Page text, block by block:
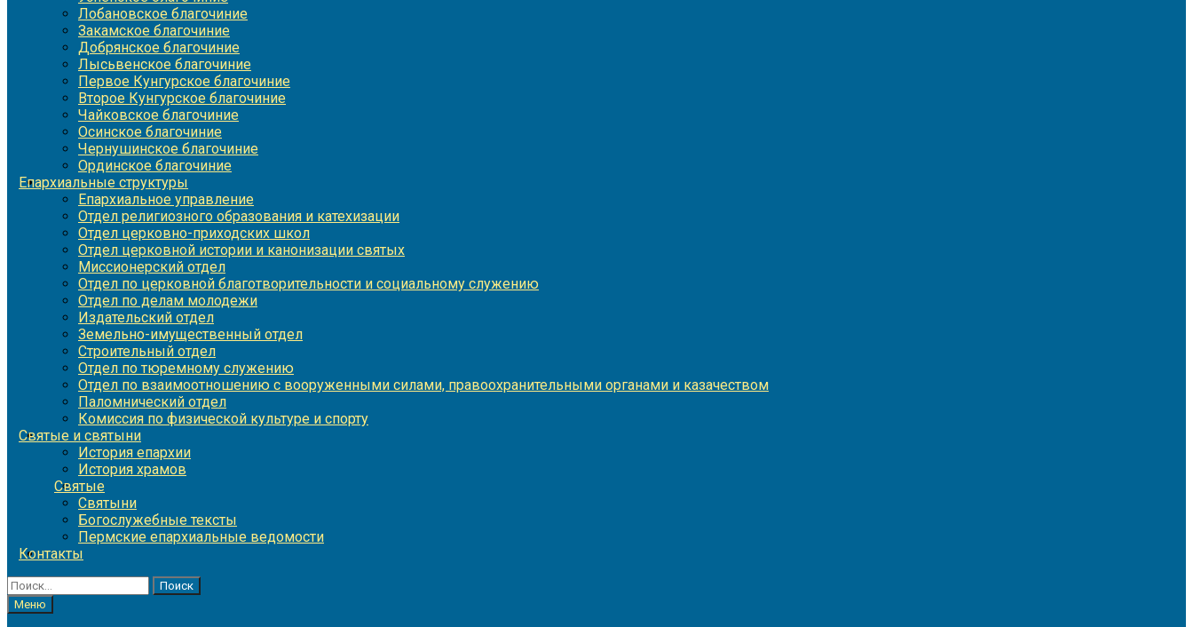
Лобановское благочиние
Закамское благочиние
Добрянское благочиние
Лысьвенское благочиние
Первое Кунгурское благочиние
Второе Кунгурское благочиние
Чайковское благочиние
Осинское благочиние
Чернушинское благочиние
Ординское благочиние
Епархиальные структуры
Епархиальное управление
Отдел религиозного образования и катехизации
Отдел церковно-приходских школ
Отдел церковной истории и канонизации святых
Миссионерский отдел
Отдел по церковной благотворительности и социальному служению
Отдел по делам молодежи
Издательский отдел
Земельно-имущественный отдел
Строительный отдел
Отдел по тюремному служению
Отдел по взаимоотношению с вооруженными силами, правоохранительными органами и казачеством
Паломнический отдел
Комиссия по физической культуре и спорту
Святые и святыни
История епархии
История храмов
Святые
Святыни
Богослужебные тексты
Пермские епархиальные ведомости
Контакты
Найти:
Меню